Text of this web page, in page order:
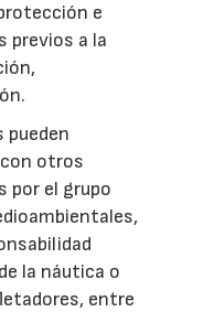
e
previos a la
otros
por el grupo
la náutica o
entre